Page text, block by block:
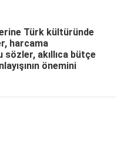
Türk kültüründe
harcama
sözler, akıllıca bütçe
önemini